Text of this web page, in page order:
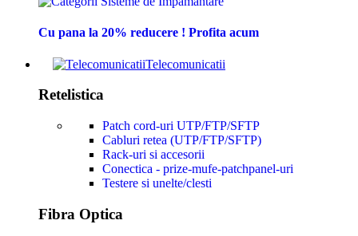
Cu pana la 20% reducere ! Profita acum
Telecomunicatii
Retelistica
Patch cord-uri UTP/FTP/SFTP
Cabluri retea (UTP/FTP/SFTP)
Rack-uri si accesorii
Conectica - prize-mufe-patchpanel-uri
Testere si unelte/clesti
Fibra Optica